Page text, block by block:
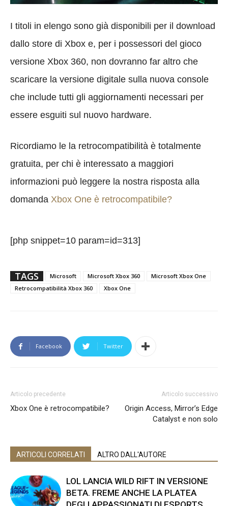
I titoli in elengo sono già disponibili per il download
dallo store di Xbox e, per i possessori del gioco
versione Xbox 360, non dovranno far altro che
scaricare la versione digitale sulla nuova console
che include tutti gli aggiornamenti necessari per
essere esguiti sul nuovo hardware.
Ricordiamo le la retrocompatibilità è totalmente
gratuita, per chi è interessato a maggiori
informazioni può leggere la nostra risposta alla
domanda Xbox One è retrocompatibile?
[php snippet=10 param=id=313]
TAGS Microsoft Microsoft Xbox 360
Microsoft Xbox One
Retrocompatibilità Xbox 360
Xbox One
Facebook Twitter
Articolo precedente
Xbox One è retrocompatibile?
Articolo successivo
Origin Access, Mirror’s Edge
Catalyst e non solo
ARTICOLI CORRELATI ALTRO DALL'AUTORE
LOL LANCIA WILD RIFT IN VERSIONE
BETA. FREME ANCHE LA PLATEA